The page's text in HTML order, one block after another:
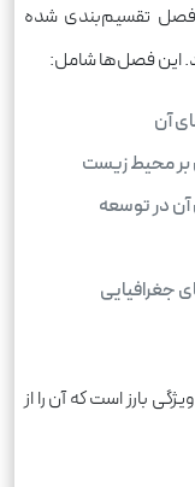
فصل تقسیم‌بندی شده
این فصل‌ها شامل:
آن
بر محیط زیست
در توسعه
جغرافیایی
بارز است که آن را از